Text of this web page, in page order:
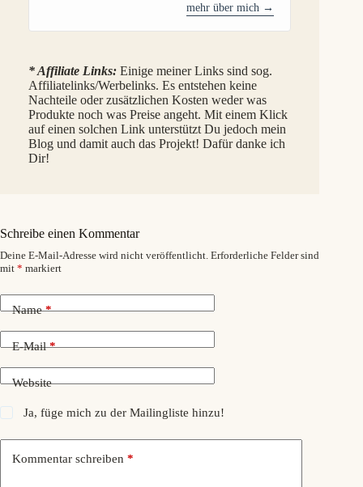
mehr über mich →
* Affiliate Links: Einige meiner Links sind sog.
Affiliatelinks/Werbelinks. Es entstehen keine
Nachteile oder zusätzlichen Kosten weder was
Produkte noch was Preise angeht. Mit einem Klick
auf einen solchen Link unterstützt Du jedoch mein
Blog und damit auch das Projekt! Dafür danke ich
Dir!
Schreibe einen Kommentar
Deine E-Mail-Adresse wird nicht veröffentlicht. Erforderliche Felder sind
mit * markiert
Name*
E-Mail*
Website
Ja, füge mich zu der Mailingliste hinzu!
Kommentar schreiben *